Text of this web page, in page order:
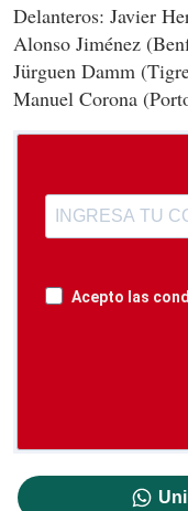
Delanteros: Javier
Alonso Jiménez
Jürguen Damm
Manuel Corona
Acepto las